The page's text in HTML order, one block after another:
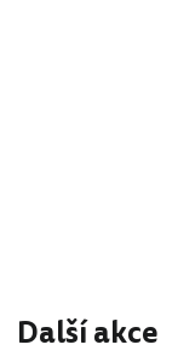
Další akce